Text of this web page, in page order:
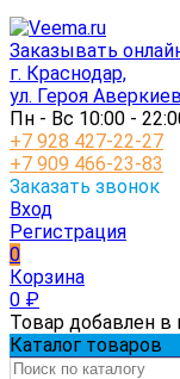
Заказывать
г. Краснодар,
ул. Героя
Пн - Вс 10:00 -
+7 928 427-22-27
+7 909 466-23-83
Заказать звонок
Вход
Регистрация
0
Корзина
0 ₽
Товар добавлен в
Каталог товаров